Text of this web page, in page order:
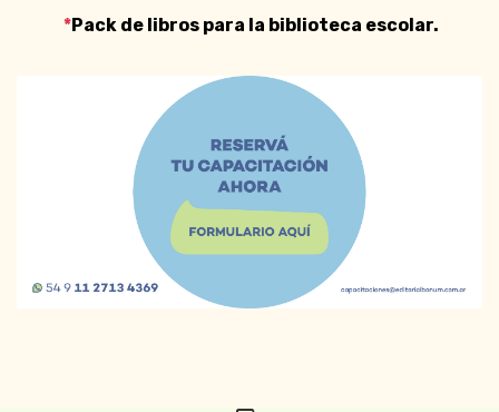
*Pack de libros para la biblioteca escolar.